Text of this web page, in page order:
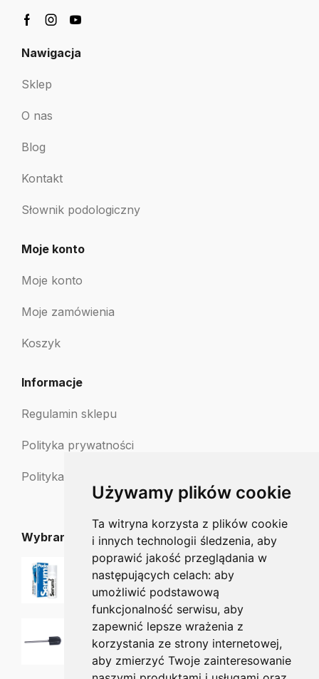
Używamy plików cookie
Ta witryna korzysta z plików cookie
i innych technologii śledzenia, aby
poprawić jakość przeglądania w
następujących celach: aby
umożliwić podstawową
funkcjonalność serwisu, aby
zapewnić lepsze wrażenia z
korzystania ze strony internetowej,
aby zmierzyć Twoje zainteresowanie
Nawigacja
Sklep
O nas
Blog
Kontakt
Słownik podologiczny
Moje konto
Moje konto
Moje zamówienia
Koszyk
Informacje
Regulamin sklepu
Polityka prywatności
Polityka zwrotów
Wybrane dla Ciebie
PodoSerum 15 ml
66.25zł 54.99zł
Nośnik Kiehl - średnica 5mm
28.75zł